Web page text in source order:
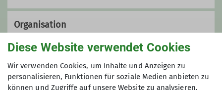
Organisation
Martin Z.
Diese Website verwendet Cookies
Wir verwenden Cookies, um Inhalte und Anzeigen zu
personalisieren, Funktionen für soziale Medien anbieten zu
können und Zugriffe auf unsere Website zu analysieren.